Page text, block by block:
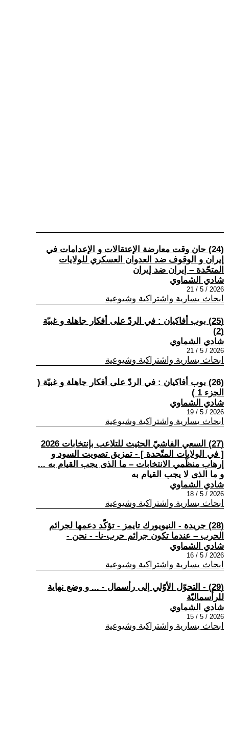
(24) حان وقت معارضة الإعتقالات و الإعدامات في
إيران و الوقوف ضد العدوان العسكري للولايات
المتحّدة – إيران ضد إيران
شادي الشماوي
2026 / 5 / 21
ابحاث يسارية واشتراكية وشيوعية
(25) بوب أفاكيان : في الردّ على أفكار جاهلة و غبيّة
(2)
شادي الشماوي
2026 / 5 / 21
ابحاث يسارية واشتراكية وشيوعية
(26) بوب أفاكيان : في الردّ على أفكار جاهلة و غبيّة (
الجزء 1 )
شادي الشماوي
2026 / 5 / 19
ابحاث يسارية واشتراكية وشيوعية
(27) السعي الفاشيّ الحثيث للتلاعب بإنتخابات 2026
[ في الولايات المتّحدة ] - تمزيق تصويت السود و
إرهاب منظّمي الانتخابات – ما الذى يجب القيام به ...
و ما الذى لا يجب القيام به
شادي الشماوي
2026 / 5 / 18
ابحاث يسارية واشتراكية وشيوعية
(28) جريدة - النيويورك تايمز - تؤكّد دعمها لجرائم
الحرب – عندما تكون جرائم حرب-نا- - نحن -
شادي الشماوي
2026 / 5 / 16
ابحاث يسارية واشتراكية وشيوعية
(29) - التحوّل الأوّلي إلى رأسمال - ... و وضع نهاية
للرأسماليّة
شادي الشماوي
2026 / 5 / 15
ابحاث يسارية واشتراكية وشيوعية